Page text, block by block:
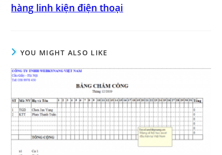
hàng linh kiện điện thoại
YOU MIGHT ALSO LIKE